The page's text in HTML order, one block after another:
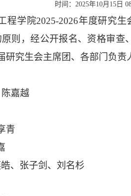
时间：2025年10月15日
程学院2025-2026年度研究生
则，经公开报名、资格审
研究生会主席团、各部门负责
陈嘉越
青
、 张子剑 、 刘名杉